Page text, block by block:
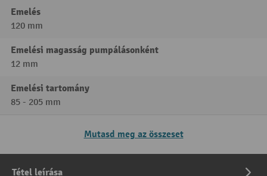
Emelés
120 mm
Emelési magasság pumpálásonként
12 mm
Emelési tartomány
85 - 205 mm
Mutasd meg az összeset
Tétel leírása